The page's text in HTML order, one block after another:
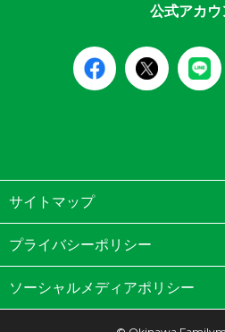
公式アカウ
サイトマップ
プライバシーポリシー
ソーシャルメディアポリシー